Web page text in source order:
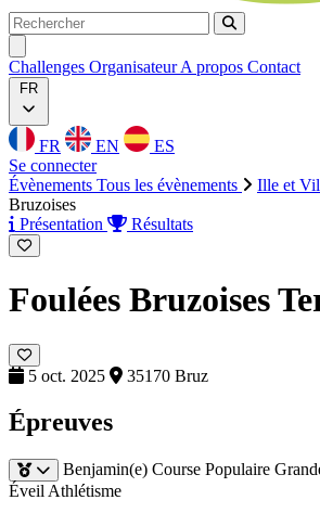
Rechercher
Rechercher
Challenges OrganisateurA propos Contact
FR
FR EN
ES
Se connecter
Évènements Tous les évènements Ille et
Bruzoises
Présentation
Résultats
Foulées Bruzoises
5 oct. 2025 35170 Bruz
Épreuves
Benjamin(e) Course Populaire
Éveil Athlétisme